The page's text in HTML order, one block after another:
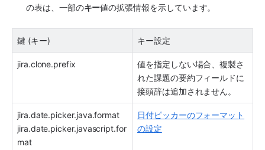
の表は、一部のキー値の拡張情報を示しています。
鍵 (キー) キー設定
jira.clone.prefix
値を指定しない場合、複製さ
れた課題の要約フィールドに
接頭辞は追加されません。
jira.date.picker.java.format
jira.date.picker.javascript.for
mat
日付ピッカーのフォーマット
の設定